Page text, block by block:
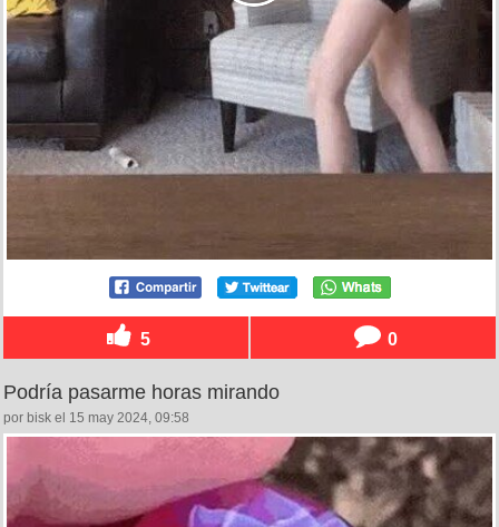
5 0
Podría pasarme horas mirando
por bisk el 15 may 2024, 09:58